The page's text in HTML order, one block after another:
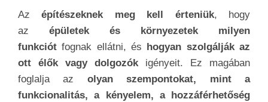
Azépítészeknek meg kell érteniük, hogy
az épületek és környezetek milyen
funkciótfognak ellátni, és hogyan szolgálják az
ott élők vagy dolgozók igényeit. Ez magában
foglalja az olyan szempontokat, mint a
funkcionalitás, a kényelem, a hozzáférhetőség